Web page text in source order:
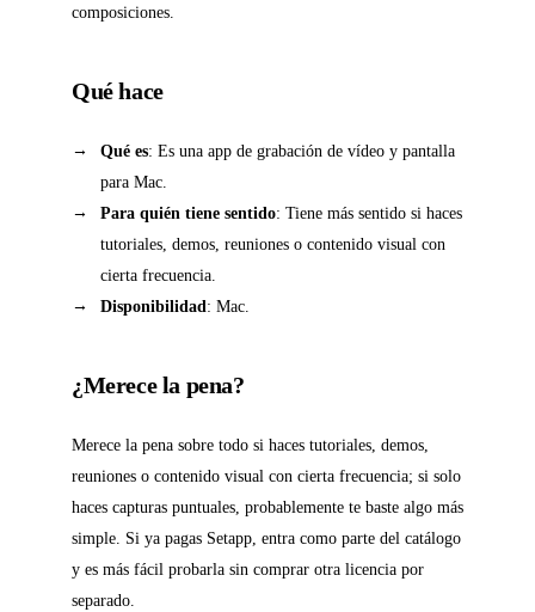
composiciones.
Qué hace
Qué es: Es una app de grabación de vídeo y pantalla
para Mac.
Para quién tiene sentido: Tiene más sentido si haces
tutoriales, demos, reuniones o contenido visual con
cierta frecuencia.
Disponibilidad: Mac.
¿Merece la pena?
Merece la pena sobre todo si haces tutoriales, demos,
reuniones o contenido visual con cierta frecuencia; si solo
haces capturas puntuales, probablemente te baste algo más
simple. Si ya pagas Setapp, entra como parte del catálogo
y es más fácil probarla sin comprar otra licencia por
separado.